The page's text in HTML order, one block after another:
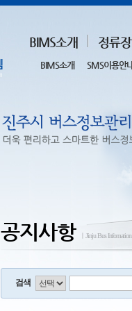
BIMS소개 정류
BIMS소개 SMS이용안
공지사항 ㅣJinju Bus
검색